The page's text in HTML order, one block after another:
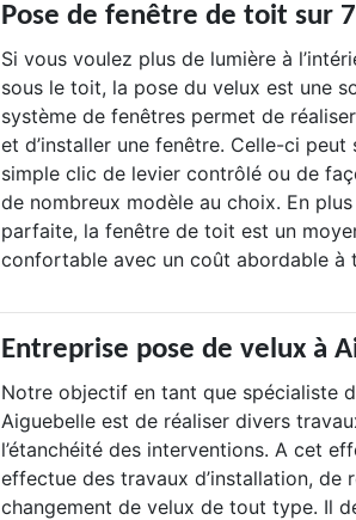
Pose de fenêtre de toit sur
Si vous voulez plus de lumière à
sous le toit, la pose du velux est une
système de fenêtres permet de
et d’installer une fenêtre. Celle-ci peut
simple clic de levier contrôlé ou de
de nombreux modèle au choix. En
parfaite, la fenêtre de toit est un
confortable avec un coût abordable à
Entreprise pose de velux à
Notre objectif en tant que spécialiste
Aiguebelle est de réaliser divers
l’étanchéité des interventions. A cet
effectue des travaux d’installation, de
changement de velux de tout type. Il